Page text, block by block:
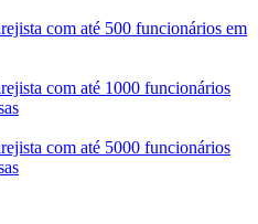
com até 500 funcionários em
com até 1000 funcionários
com até 5000 funcionários